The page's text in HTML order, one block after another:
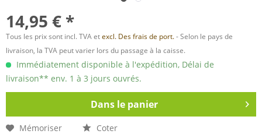
14,95 € *
Tous les prix sont incl. TVA etexcl. Des frais de port.- Selon le pays de
livraison, la TVA peut varier lors du passage à la caisse.
Immédiatement disponible à l'expédition, Délai de
livraison** env. 1 à 3 jours ouvrés.
Dans le panier
Mémoriser Coter